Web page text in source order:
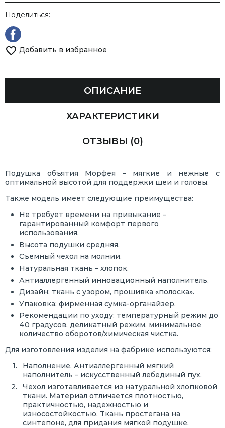
Поделиться:
Добавить в избранное
ОПИСАНИЕ
ХАРАКТЕРИСТИКИ
ОТЗЫВЫ (0)
Подушка объятия Морфея – мягкие и нежные с
оптимальной высотой для поддержки шеи и головы.
Также модель имеет следующие преимущества:
Не требует времени на привыкание –
гарантированный комфорт первого
использования.
Высота подушки средняя.
Съемный чехол на молнии.
Натуральная ткань – хлопок.
Антиаллергенный инновационный наполнитель.
Дизайн: ткань с узором, прошивка «полоска».
Упаковка: фирменная сумка-органайзер.
Рекомендации по уходу: температурный режим до
40 градусов, деликатный режим, минимальное
количество оборотов/химическая чистка.
Для изготовления изделия на фабрике используются:
Наполнение. Антиаллергенный мягкий
наполнитель – искусственный лебединый пух.
Чехол изготавливается из натуральной хлопковой
ткани. Материал отличается плотностью,
практичностью, надежностью и
износостойкостью. Ткань простегана на
синтепоне, для придания мягкой подушке.